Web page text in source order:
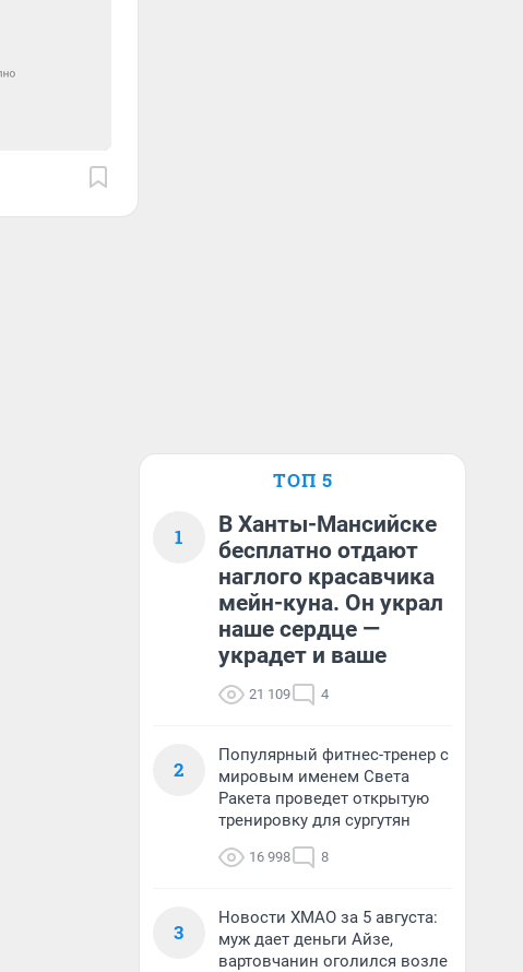
ТОП 5
1
В Ханты-Мансийске
бесплатно отдают
наглого красавчика
мейн-куна. Он украл
наше сердце —
украдет и ваше
21 109 4
2
Популярный фитнес-тренер с
мировым именем Света
Ракета проведет открытую
тренировку для сургутян
16 998 8
3
Новости ХМАО за 5 августа:
муж дает деньги Айзе,
вартовчанин оголился возле